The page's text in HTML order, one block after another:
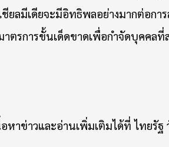
ชียลมีเดียจะมีอิทธิพลอย่างมากต่อก
าตรการขั้นเด็ดขาดเพื่อกำจัดบุคค
หาข่าวและอ่านเพิ่มเติมได้ที่ไทยรัฐ